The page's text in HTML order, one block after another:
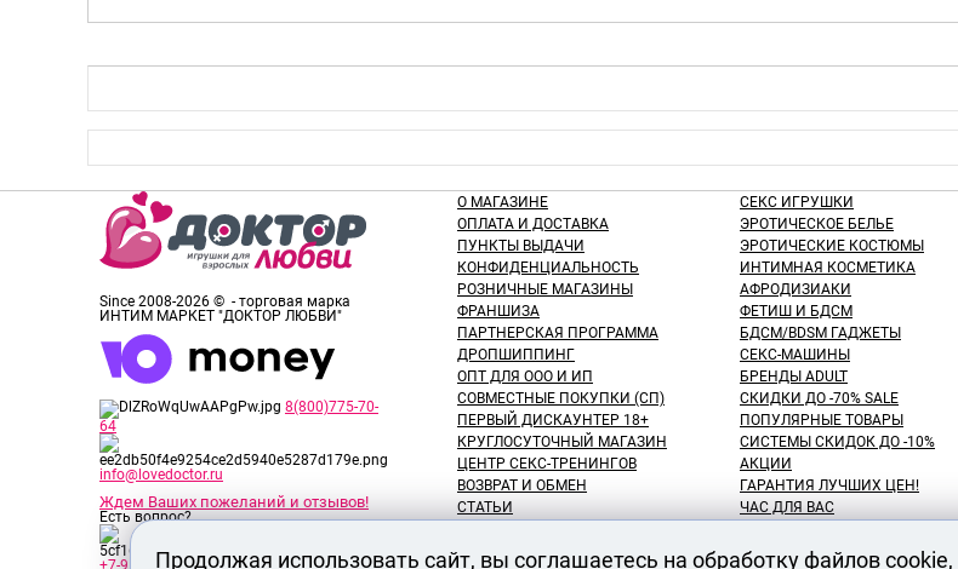
Since 2008-2026 © - торговая марка
ИНТИМ МАРКЕТ "ДОКТОР ЛЮБВИ"
8(800)775-70-
64
info@lovedoctor.ru
Ждем Ваших пожеланий и отзывов!
Есть вопрос?
+7-913-917-89-65
О МАГАЗИНЕ
ОПЛАТА И ДОСТАВКА
ПУНКТЫ ВЫДАЧИ
КОНФИДЕНЦИАЛЬНОСТЬ
РОЗНИЧНЫЕ МАГАЗИНЫ
ФРАНШИЗА
ПАРТНЕРСКАЯ ПРОГРАММА
ДРОПШИППИНГ
ОПТ ДЛЯ ООО И ИП
СОВМЕСТНЫЕ ПОКУПКИ (СП)
ПЕРВЫЙ ДИСКАУНТЕР 18+
КРУГЛОСУТОЧНЫЙ МАГАЗИН
ЦЕНТР СЕКС-ТРЕНИНГОВ
ВОЗВРАТ И ОБМЕН
СТАТЬИ
СЕКС ИГРУШКИ
ЭРОТИЧЕСКОЕ БЕЛЬЕ
ЭРОТИЧЕСКИЕ КОСТЮМЫ
ИНТИМНАЯ КОСМЕТИКА
АФРОДИЗИАКИ
ФЕТИШ И БДСМ
БДСМ/BDSM ГАДЖЕТЫ
СЕКС-МАШИНЫ
БРЕНДЫ ADULT
СКИДКИ ДО -70% SALE
ПОПУЛЯРНЫЕ ТОВАРЫ
СИСТЕМЫ СКИДОК ДО -10%
АКЦИИ
ГАРАНТИЯ ЛУЧШИХ ЦЕН!
ЧАС ДЛЯ ВАС
100 БОНУСНЫХ РУБЛЕЙ!
Продолжая использовать сайт, вы соглашаетесь на обработку файлов cookie,